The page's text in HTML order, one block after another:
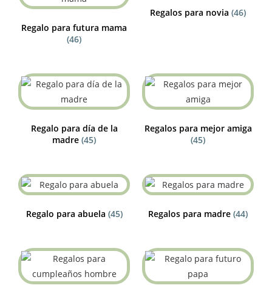
Regalo para futura mama
(46)
Regalos para novia (46)
Regalo para día de la
madre (45)
Regalos para mejor amiga
(45)
Regalo para abuela (45) Regalos para madre (44)